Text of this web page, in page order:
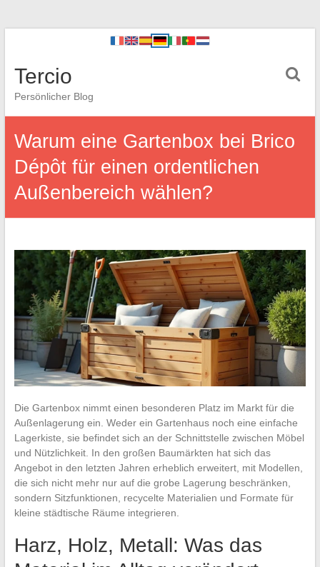
Tercio
Persönlicher Blog
Warum eine Gartenbox bei Brico
Dépôt für einen ordentlichen
Außenbereich wählen?
Die Gartenbox nimmt einen besonderen Platz im Markt für die
Außenlagerung ein. Weder ein Gartenhaus noch eine einfache
Lagerkiste, sie befindet sich an der Schnittstelle zwischen Möbel
und Nützlichkeit. In den großen Baumärkten hat sich das
Angebot in den letzten Jahren erheblich erweitert, mit Modellen,
die sich nicht mehr nur auf die grobe Lagerung beschränken,
sondern Sitzfunktionen, recycelte Materialien und Formate für
kleine städtische Räume integrieren.
Harz, Holz, Metall: Was das